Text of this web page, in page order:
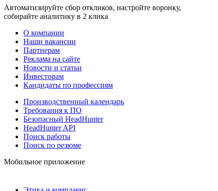
Автоматизируйте сбор откликов, настройте воронку,
собирайте аналитику в 2 клика
О компании
Наши вакансии
Партнерам
Реклама на сайте
Новости и статьи
Инвесторам
Кандидаты по профессиям
Производственный календарь
Требования к ПО
Безопасный HeadHunter
HeadHunter API
Поиск работы
Поиск по резюме
Мобильное приложение